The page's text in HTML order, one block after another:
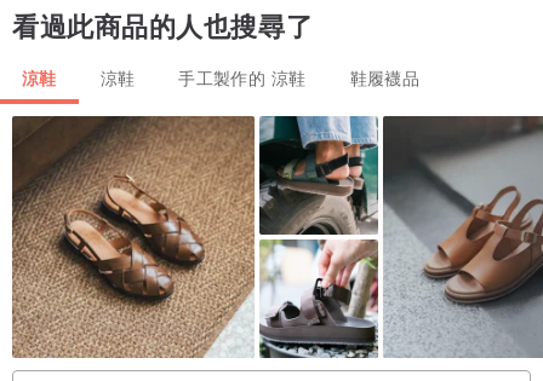
末路狂花www.pinkoi.com/product/dKESDaPp
披星戴月www.pinkoi.com/product/fhmHewkY
小春日和
www.pinkoi.com/product/dKJGWRHe
春光乍洩www.pinkoi.com/product/ewdiSXp4
-----------------------------------------------------------------------
📝商品資訊：
✔商品材質：親膚羊皮
✔跟高：4cm
✔鞋墊：透氣豚皮
✔專櫃級防滑橡膠大底
✔產地：台灣
看過此商品的人也搜尋了
涼鞋 涼鞋 手工製作的 涼鞋 鞋履襪品